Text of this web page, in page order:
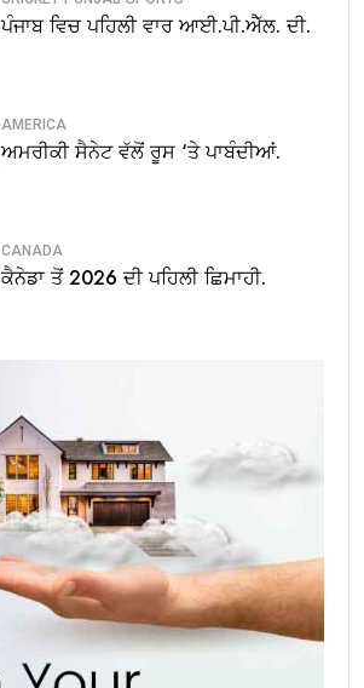
ਪੰਜਾਬ ਵਿਚ ਪਹਿਲੀ ਵਾਰ ਆਈ.ਪੀ.ਐੱਲ. ਦੀ.
AMERICA
ਅਮਰੀਕੀ ਸੈਨੇਟ ਵੱਲੋਂ ਰੂਸ ‘ਤੇ ਪਾਬੰਦੀਆਂ.
CANADA
ਕੈਨੇਡਾ ਤੋਂ 2026 ਦੀ ਪਹਿਲੀ ਛਿਮਾਹੀ.